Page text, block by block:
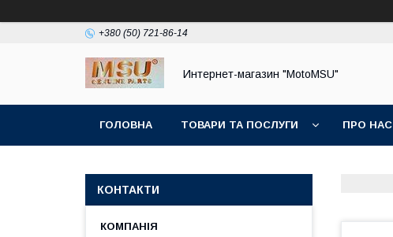
+380 (50) 721-86-14
Интернет-магазин "MotoMSU"
ГОЛОВНА ТОВАРИ ТА ПОСЛУГИ ПРО НАС
КОНТАКТИ